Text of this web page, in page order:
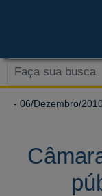
- 06/Dezembro/